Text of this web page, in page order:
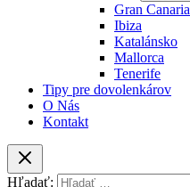
Gran Canaria
Ibiza
Katalánsko
Mallorca
Tenerife
Tipy pre dovolenkárov
O Nás
Kontakt
Hľadať: